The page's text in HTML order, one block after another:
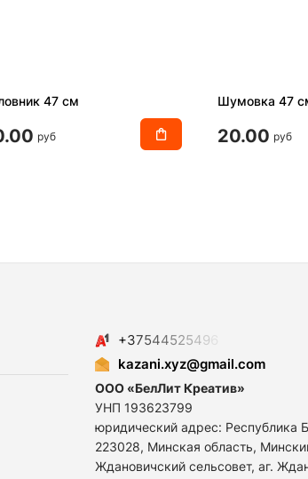
47 см
руб
Шумовка 47
20.00 руб
+3754452549
kazani.xyz@gmail.com
ООО «БелЛит Креатив»
УНП 193623799
юридический адрес: Республика
223028, Минская область,
Ждановичский сельсовет, аг.